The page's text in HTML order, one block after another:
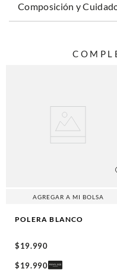
Composición y
AGREGAR A MI BOLSA
POLERA BLANCO
$19.990
$19.990